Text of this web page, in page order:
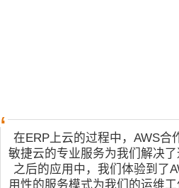
在ERP上云的过程中，AWS合
敏捷云的专业服务为我们解决
之后的应用中，我们体验到了
用性的服务模式为我们的运维工